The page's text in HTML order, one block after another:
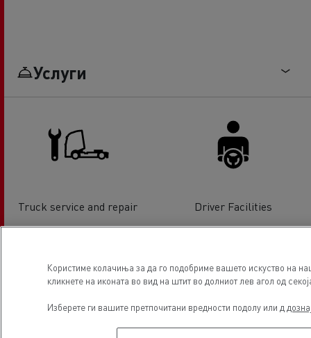
Услуги
Truck service and repair Driver Facilities
Light Commercial Vehicles
Service and Repair
Financing
Користиме колачиња за да го подобриме вашето искуство на
кликнете на иконата во вид на штит во долниот лев агол од
Изберете ги вашите претпочитани вредности подолу или д